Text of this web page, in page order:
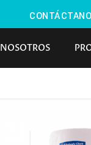
NOSOTROS